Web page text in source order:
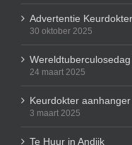
Advertentie
30 oktober 2025
24 maart 2025
Keurdokter
3 maart 2025
Te Huur in Andijk